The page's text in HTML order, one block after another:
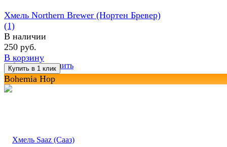
избранное сравнить
Хмель Northern Brewer (Нортен Бревер)
(1)
В наличии
250 руб.
В корзину
Bohemia Hop